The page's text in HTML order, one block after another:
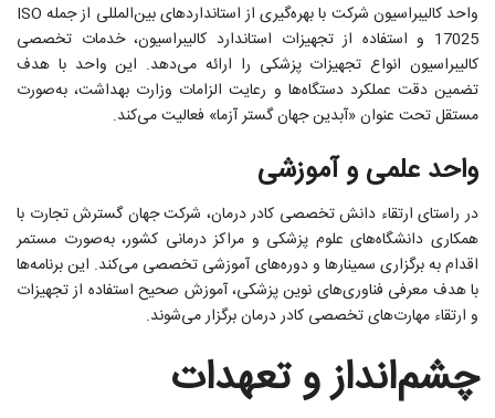
واحد کالیبراسیون شرکت با بهره‌گیری از استانداردهای بین‌المللی از جمله ISO
17025 و استفاده از تجهیزات استاندارد کالیبراسیون، خدمات تخصصی
کالیبراسیون انواع تجهیزات پزشکی را ارائه می‌دهد. این واحد با هدف
تضمین دقت عملکرد دستگاه‌ها و رعایت الزامات وزارت بهداشت، به‌صورت
مستقل تحت عنوان «آبدین جهان گستر آزما» فعالیت می‌کند.
واحد علمی و آموزشی
در راستای ارتقاء دانش تخصصی کادر درمان، شرکت جهان گسترش تجارت با
همکاری دانشگاه‌های علوم پزشکی و مراکز درمانی کشور، به‌صورت مستمر
اقدام به برگزاری سمینارها و دوره‌های آموزشی تخصصی می‌کند. این برنامه‌ها
با هدف معرفی فناوری‌های نوین پزشکی، آموزش صحیح استفاده از تجهیزات
و ارتقاء مهارت‌های تخصصی کادر درمان برگزار می‌شوند.
چشم‌انداز و تعهدات